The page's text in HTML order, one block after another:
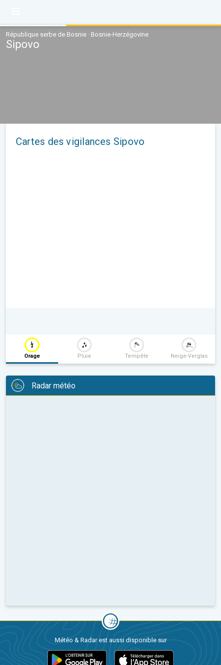
République serbe de Bosnie · Bosnie-Herzégovine
Sipovo
Cartes des vigilances Sipovo
Orage Pluie Tempête Neige-Verglas
Radar météo
Météo & Radar est aussi disponible sur